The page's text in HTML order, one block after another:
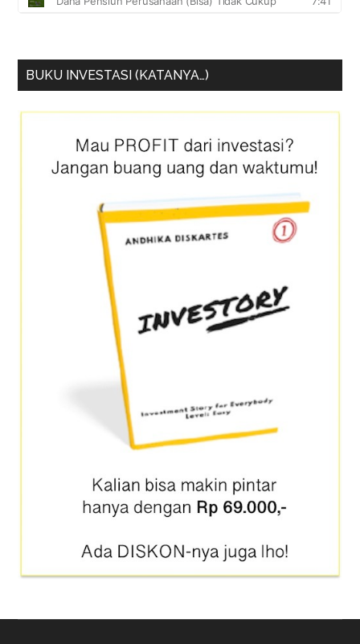
BUKU INVESTASI (KATANYA…)